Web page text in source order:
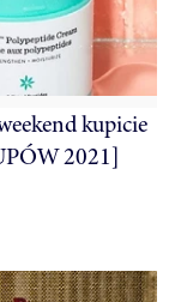
kupicie
2021]